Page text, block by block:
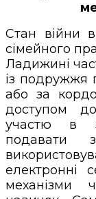
Стан війни
сімейного
Ладижині
із подружжя
або за
доступом
участю в
подавати
електронні
механізми